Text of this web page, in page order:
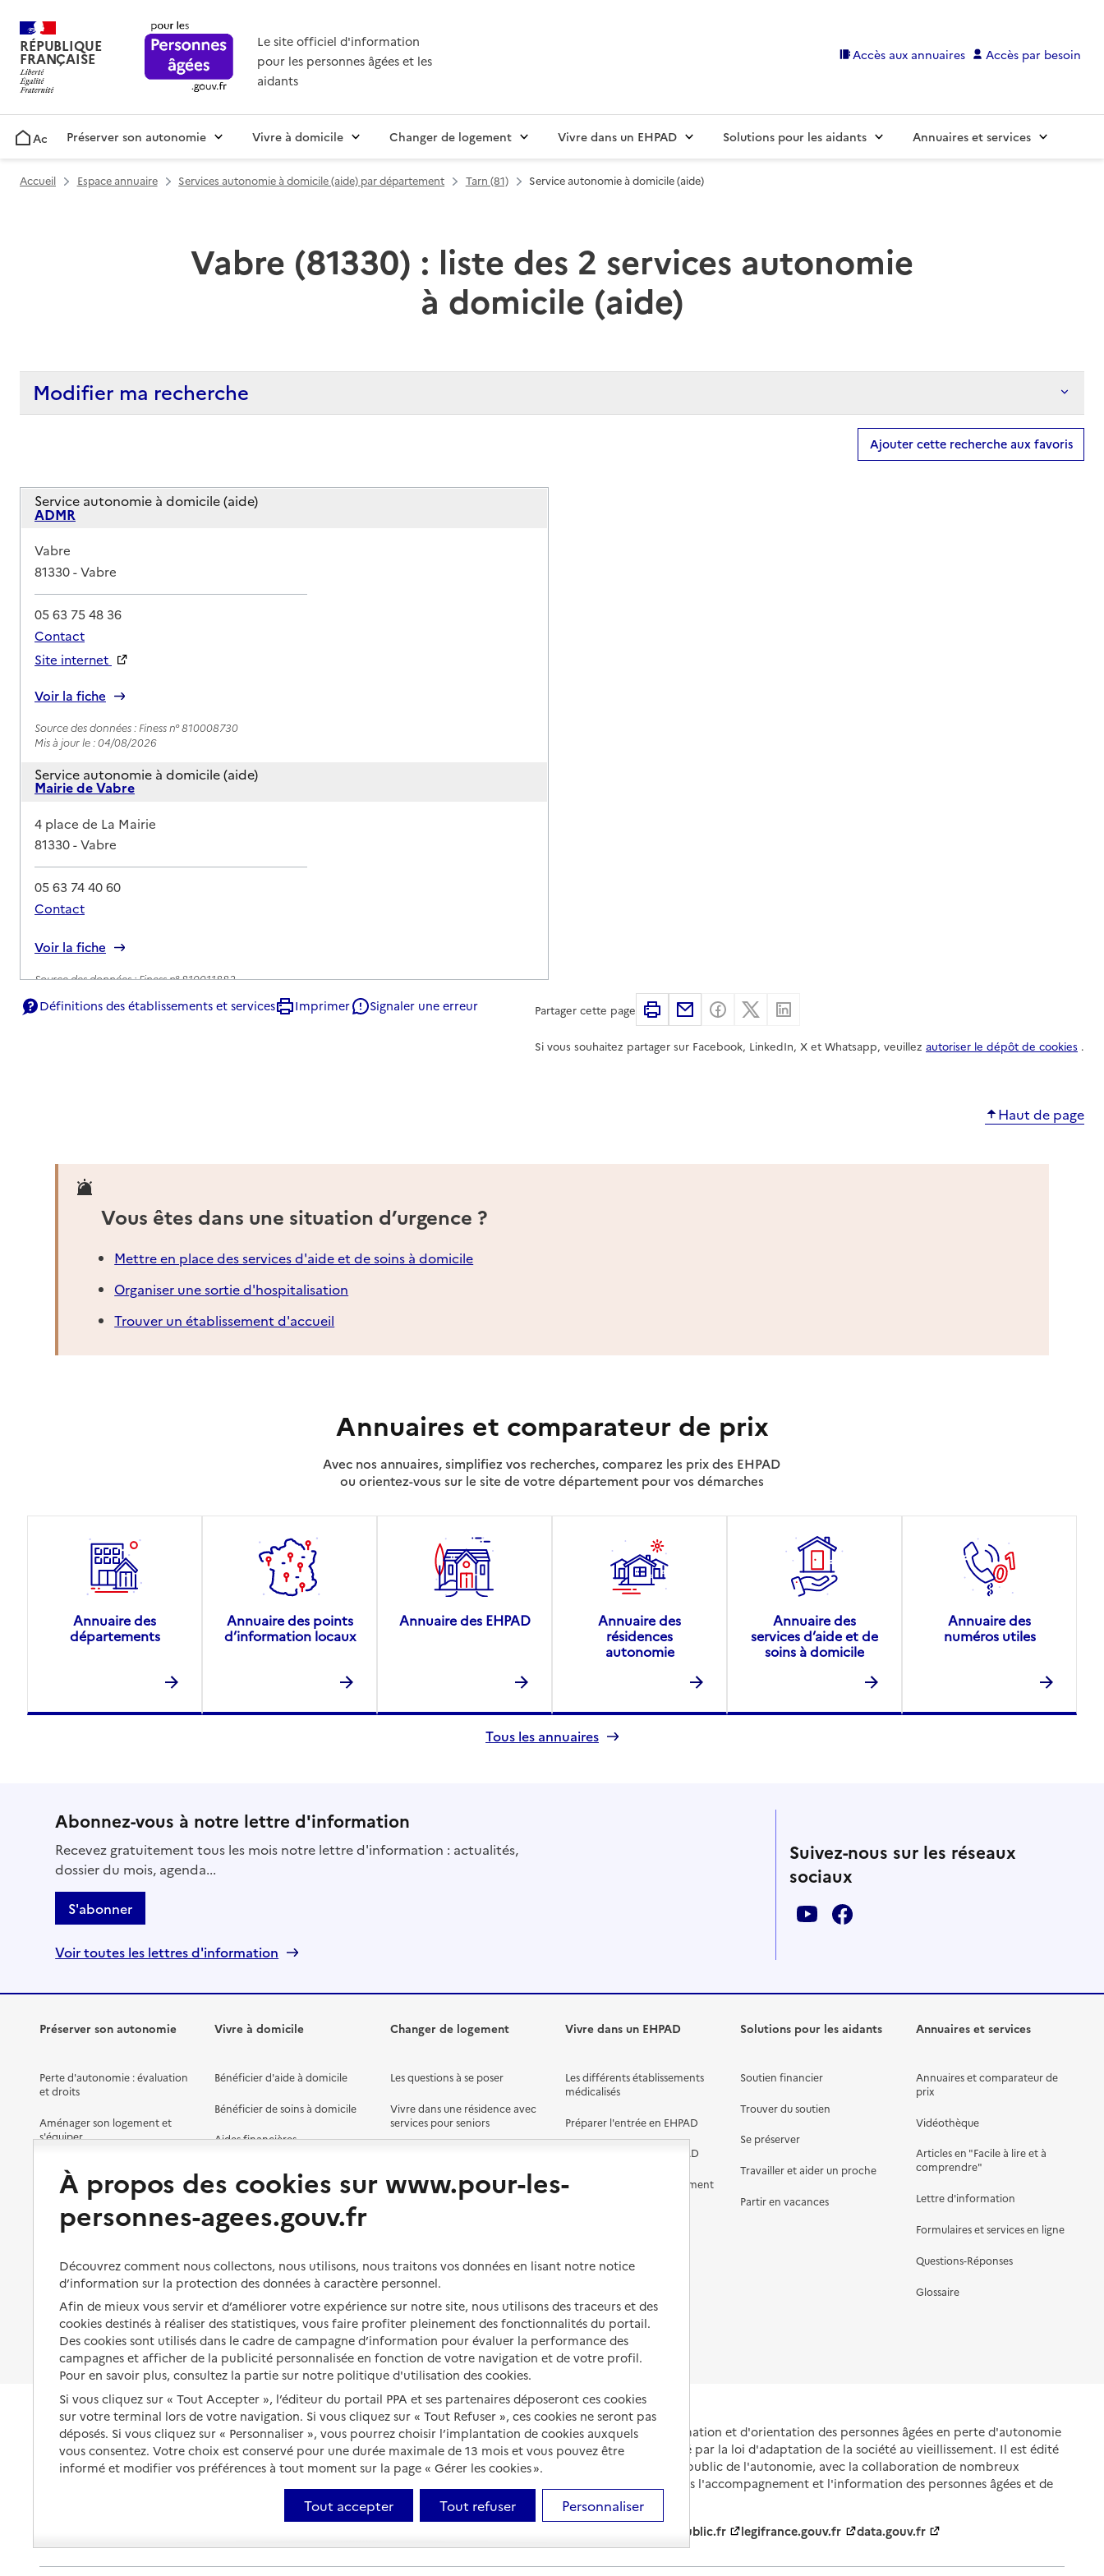
RÉPUBLIQUE
FRANÇAISE
Le site officiel d'information
pour les personnes âgées et les
aidants
Accès aux annuaires Accès par besoin
AccueilPréserver son autonomie Vivre à domicile Changer de logement Vivre dans un EHPAD Solutions pour les aidants Annuaires et services
Accueil Espace annuaire Services autonomie à domicile (aide) par département Tarn (81) Service autonomie à domicile (aide)
Vabre (81330) : liste des 2 services autonomie
à domicile (aide)
Modifier ma recherche
Ajouter cette recherche aux favoris
Service autonomie à domicile (aide)
ADMR
Adresse
Vabre
81330-Vabre
05 63 75 48 36
Contact
Site internet
Voir la fiche
Source des données : Finess n° 810008730
Mis à jour le : 04/08/2026
Service autonomie à domicile (aide)
Mairie de Vabre
Adresse
4 place de La Mairie
81330-Vabre
05 63 74 40 60
Contact
Voir la fiche
Source des données : Finess n° 810011882
Définitions des établissements et services Imprimer Signaler une erreur Partager cette page ImprimerPartager par email
Partager sur Facebook
Partager sur X
Si vous souhaitez partager sur Facebook, LinkedIn, X et Whatsapp, veuillez autoriser le dépôt de cookies .
Haut de page
Vous êtes dans une situation d’urgence ?
Mettre en place des services d'aide et de soins à domicile
Organiser une sortie d'hospitalisation
Trouver un établissement d'accueil
Annuaires et comparateur de prix
Avec nos annuaires, simplifiez vos recherches, comparez les prix des EHPAD
ou orientez-vous sur le site de votre département pour vos démarches
Annuaire des
départements
Annuaire des points
d’information locaux
Annuaire des EHPAD
Annuaire des
résidences
autonomie
Annuaire des
services d’aide et de
soins à domicile
Annuaire des
numéros utiles
Tous les annuaires
Abonnez-vous à notre lettre d'information
Recevez gratuitement tous les mois notre lettre d'information : actualités,
dossier du mois, agenda...
S'abonner
Voir toutes les lettres d'information
Suivez-nous sur les réseaux
sociaux
Préserver son autonomie
Perte d'autonomie : évaluation
et droits
Aménager son logement et
s'équiper
Préserver son autonomie et sa
santé
Organiser à l'avance sa propre
protection
Les obligations de la famille
À qui s’adresser ?
Les politiques du grand âge
Vivre à domicile
Bénéficier d'aide à domicile
Bénéficier de soins à domicile
Aides financières
Vivre à domicile avec une
Être hospitalisé
Fin de vie à domicile
Changer de logement
Les questions à se poser
Vivre dans une résidence avec
services pour seniors
Vivre en accueil familial
Vivre dans un EHPAD
Les différents établissements
médicalisés
Préparer l'entrée en EHPAD
Aides financières en EHPAD
Prévention, accompagnement
Droits en EHPAD
Fin de vie en EHPAD
Solutions pour les aidants
Soutien financier
Trouver du soutien
Se préserver
Travailler et aider un proche
Partir en vacances
Annuaires et services
Annuaires et comparateur de
prix
Vidéothèque
Articles en "Facile à lire et à
comprendre"
Lettre d'information
Formulaires et services en ligne
Questions-Réponses
Glossaire
Portail national d'information et d'orientation des personnes âgées en perte d'autonomie
et de leurs proches, créé par la loi d'adaptation de la société au vieillissement. Il est édité
et animé par le Service public de l'autonomie, avec la collaboration de nombreux
partenaires engagés dans l'accompagnement et l'information des personnes âgées et de
leurs aidants.
service-public.fr legifrance.gouv.fr data.gouv.fr
À propos des cookies sur www.pour-les-
personnes-agees.gouv.fr
Découvrez comment nous collectons, nous utilisons, nous traitons vos données en lisant notre notice
d’information sur la protection des données à caractère personnel.
Afin de mieux vous servir et d’améliorer votre expérience sur notre site, nous utilisons des traceurs et des
cookies destinés à réaliser des statistiques, vous faire profiter pleinement des fonctionnalités du portail.
Des cookies sont utilisés dans le cadre de campagne d’information pour évaluer la performance des
campagnes et afficher de la publicité personnalisée en fonction de votre navigation et de votre profil.
Pour en savoir plus, consultez la partie sur notre politique d'utilisation des cookies.
Si vous cliquez sur « Tout Accepter », l’éditeur du portail PPA et ses partenaires déposeront ces cookies
sur votre terminal lors de votre navigation. Si vous cliquez sur « Tout Refuser », ces cookies ne seront pas
déposés. Si vous cliquez sur « Personnaliser », vous pourrez choisir l’implantation de cookies auxquels
vous consentez. Votre choix est conservé pour une durée maximale de 13 mois et vous pouvez être
informé et modifier vos préférences à tout moment sur la page « Gérer les cookies ».
Tout accepter Tout refuser Personnaliser